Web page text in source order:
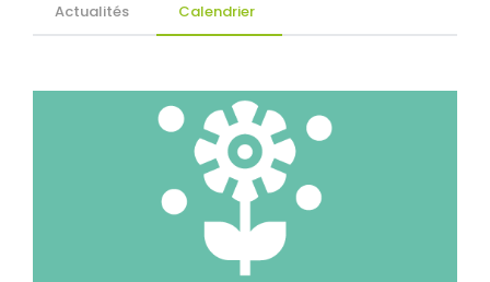
Contact
Actualités Calendrier